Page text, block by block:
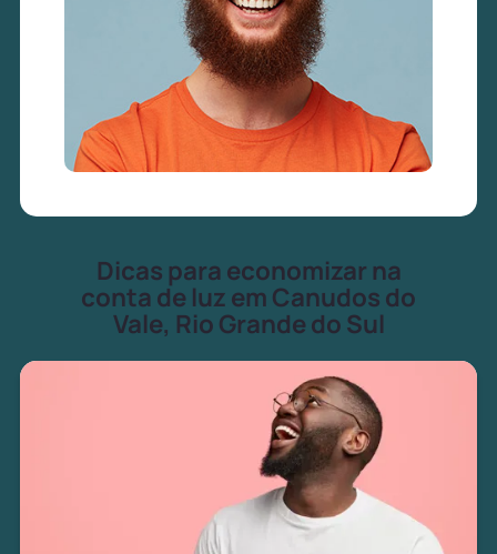
Dicas para economizar na
conta de luz em Canudos do
Vale, Rio Grande do Sul